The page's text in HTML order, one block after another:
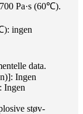
Pa·s (60℃).
ingen
data.
Ingen
Ingen
støv-